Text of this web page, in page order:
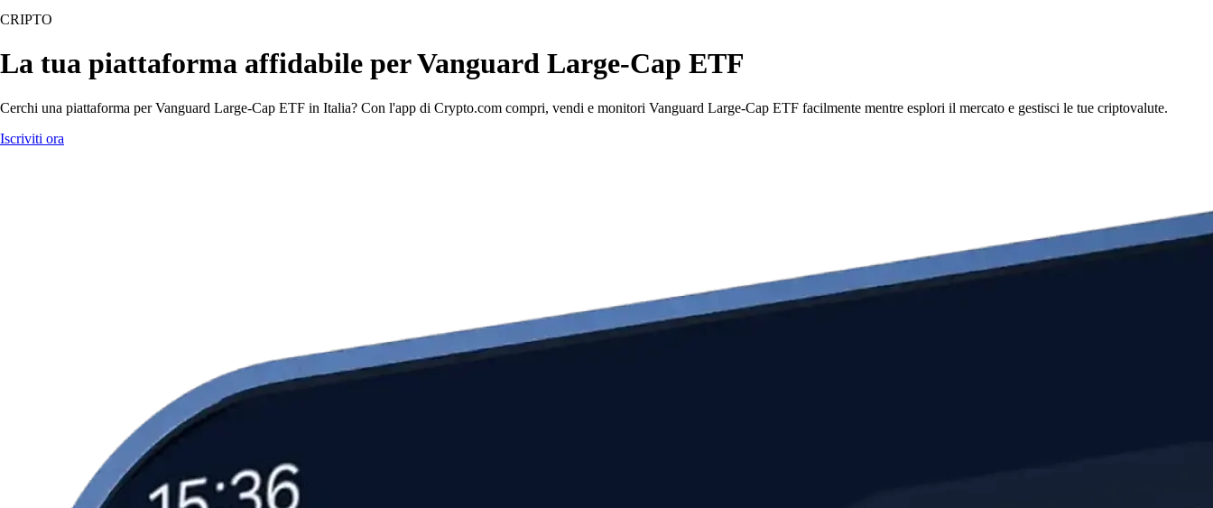
CRIPTO
La tua piattaforma affidabile per Vanguard Large-Cap ETF
Cerchi una piattaforma per Vanguard Large-Cap ETF in Italia? Con l'app di Crypto.com compri, vendi e monitori Vanguard Large-Cap ETF facilmente mentre esplori il mercato e gestisci le tue criptovalute.
Iscriviti ora